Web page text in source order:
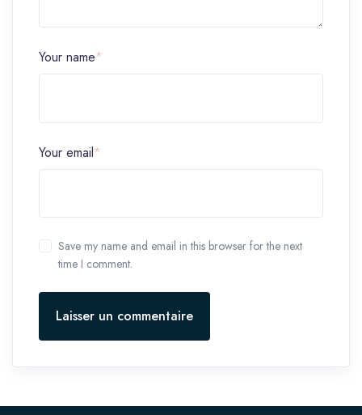
Your name*
Your email*
Save my name and email in this browser for the next
time I comment.
Laisser un commentaire